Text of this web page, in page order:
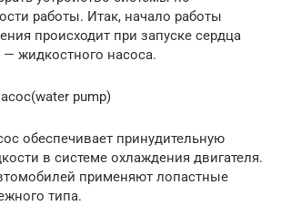
работы. Итак, начало работы
происходит при запуске сердца
жидкостного насоса.
pump)
обеспечивает принудительную
в системе охлаждения двигателя.
применяют лопастные
типа.